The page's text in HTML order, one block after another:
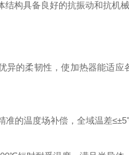
结构具备良好的抗振动和抗机
异的柔韧性，使加热器能适
准的温度场补偿，全域温差